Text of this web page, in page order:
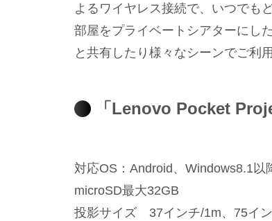
よるワイヤレス接続で、いつでも
部屋をプライベートシアターにし
と共有したり様々なシーンでご利
「Lenovo Pocket
対応OS：Android、Windows8.1以
microSD最大32GB
投影サイズ 37インチ/1m、75イ